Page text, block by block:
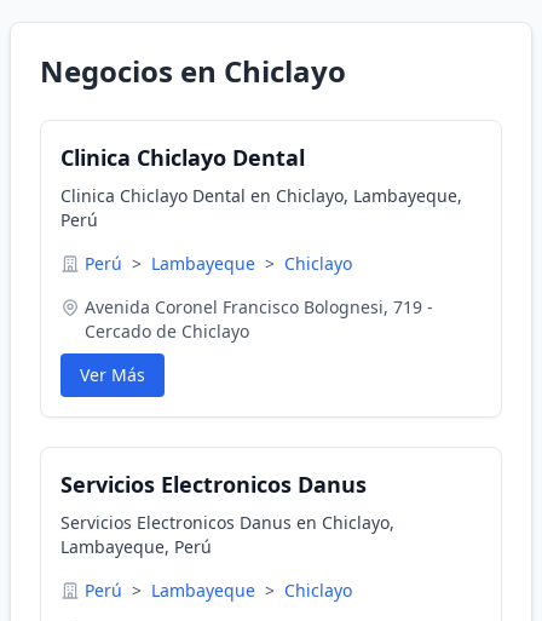
Negocios en Chiclayo
Clinica Chiclayo Dental
Clinica Chiclayo Dental en Chiclayo, Lambayeque,
Perú
Perú > Lambayeque > Chiclayo
Avenida Coronel Francisco Bolognesi, 719 -
Cercado de Chiclayo
Ver Más
Servicios Electronicos Danus
Servicios Electronicos Danus en Chiclayo,
Lambayeque, Perú
Perú > Lambayeque > Chiclayo